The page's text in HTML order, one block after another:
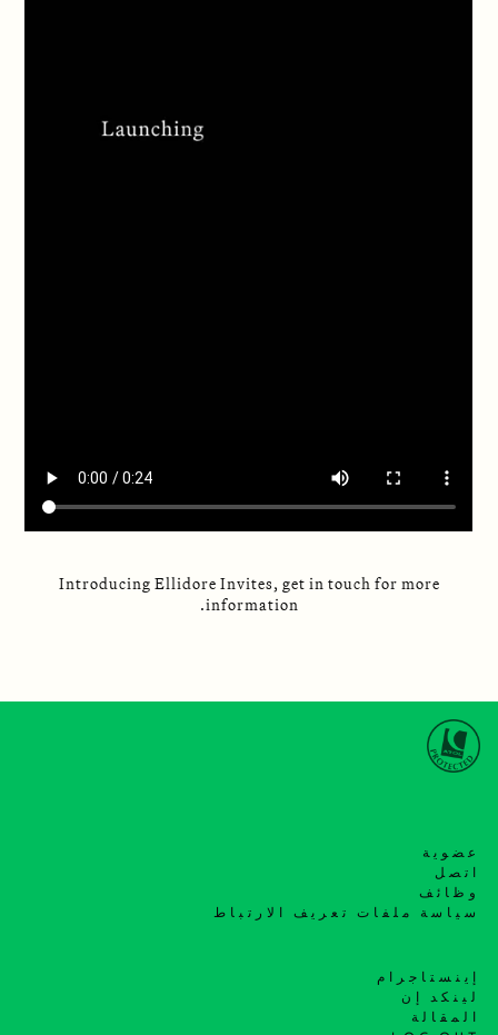
Introducing Ellidore Invites, get in touch for more
information.
عضوية
اتصل
وظائف
سياسة ملفات تعريف الارتباط
إينستاجرام
لينكد إن
المقالة